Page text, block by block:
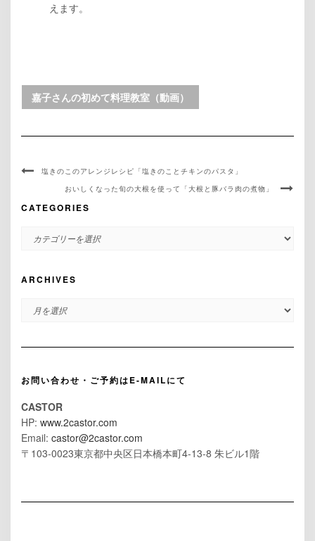
えます。
嘉子さんの初めて料理教室（動画）
塩きのこのアレンジレシピ「塩きのことチキンのパスタ」
おいしくなった旬の大根を使って「大根と豚バラ肉の煮物」
CATEGORIES
CATEGORIES
ARCHIVES
ARCHIVES
お問い合わせ・ご予約はE-MAILにて
CASTOR
HP: www.2castor.com
Email: castor@2castor.com
〒103-0023東京都中央区日本橋本町4-13-8 朱ビル1階